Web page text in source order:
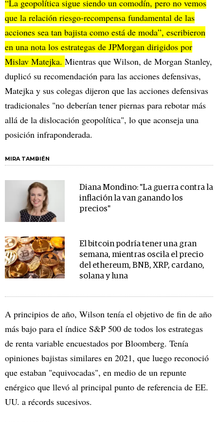
“La geopolítica sigue siendo un comodín, pero no vemos
que la relación riesgo-recompensa fundamental de las
acciones sea tan bajista como está de moda”, escribieron
en una nota los estrategas de JPMorgan dirigidos por
Mislav Matejka. Mientras que Wilson, de Morgan Stanley,
duplicó su recomendación para las acciones defensivas,
Matejka y sus colegas dijeron que las acciones defensivas
tradicionales "no deberían tener piernas para rebotar más
allá de la dislocación geopolítica", lo que aconseja una
posición infraponderada.
MIRA TAMBIÉN
Diana Mondino: "La guerra contra la
inflación la van ganando los
precios"
El bitcoin podría tener una gran
semana, mientras oscila el precio
del ethereum, BNB, XRP, cardano,
solana y luna
A principios de año, Wilson tenía el objetivo de fin de año
más bajo para el índice S&P 500 de todos los estrategas
de renta variable encuestados por Bloomberg. Tenía
opiniones bajistas similares en 2021, que luego reconoció
que estaban "equivocadas", en medio de un repunte
enérgico que llevó al principal punto de referencia de EE.
UU. a récords sucesivos.